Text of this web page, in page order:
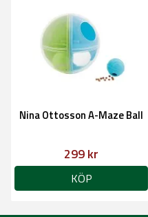
Nina Ottosson A-Maze Ball
299 kr
KÖP